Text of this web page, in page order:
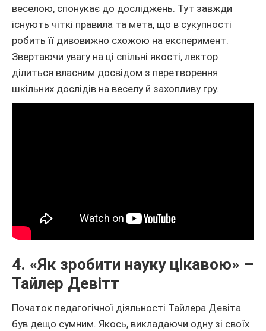
веселою, спонукає до досліджень. Тут завжди
існують чіткі правила та мета, що в сукупності
робить її дивовижно схожою на експеримент.
Звертаючи увагу на ці спільні якості, лектор
ділиться власним досвідом з перетворення
шкільних дослідів на веселу й захопливу гру.
4. «Як зробити науку цікавою» –
Тайлер Девітт
Початок педагогічної діяльності Тайлера Девіта
був дещо сумним. Якось, викладаючи одну зі своїх